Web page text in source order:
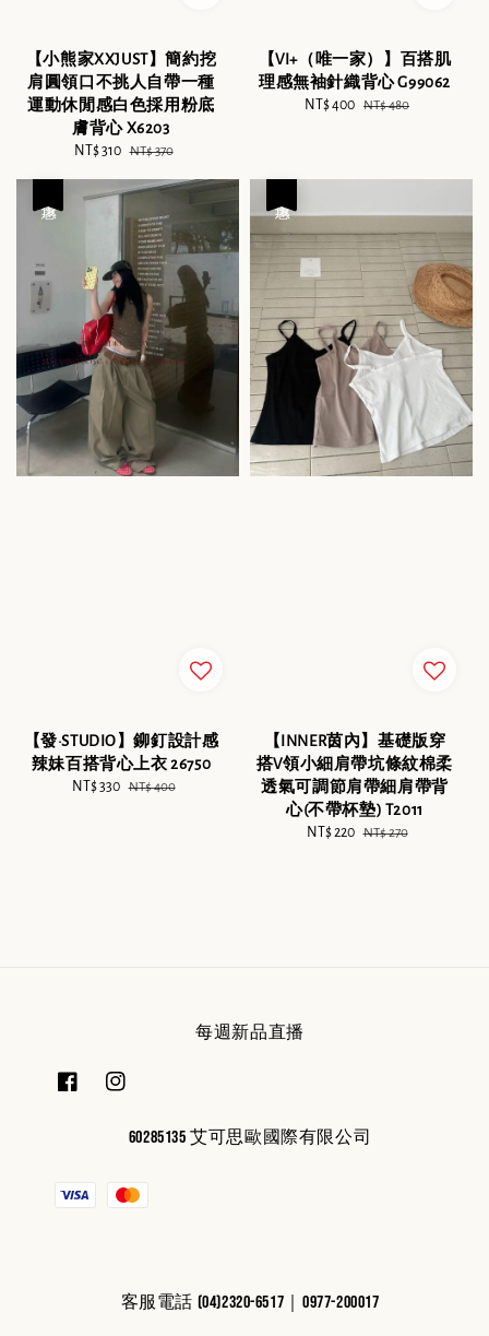
【小熊家XXJUST】簡約挖
肩圓領口不挑人自帶一種
運動休閒感白色採用粉底
膚背心 X6203
Sale
NT$ 310 Regular
NT$ 370
【VI+（唯一家）】百搭肌
理感無袖針織背心 G99062
Sale
NT$ 400 Regular
NT$ 480
【發·STUDIO】鉚釘設計感
辣妹百搭背心上衣 26750
Sale
NT$ 330 Regular
NT$ 400
【INNER茵內】基礎版穿
搭V領小細肩帶坑條紋棉柔
透氣可調節肩帶細肩帶背
心(不帶杯墊) T2011
Sale
NT$ 220 Regular
NT$ 270
每週新品直播
60285135 艾可思歐國際有限公司
客服電話 (04)2320-6517｜0977-200017